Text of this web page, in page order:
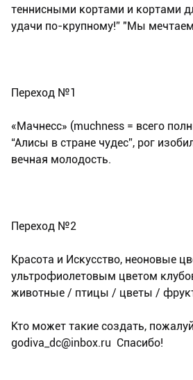
теннисными кортами и кортами
удачи по-крупному!” "Мы
Переход №1
«Мачнесс» (muchness = всего
“Алисы в стране чудес”, рог
вечная молодость.
Переход №2
Красота и Искусство, неоновые
ультрофиолетовым цветом
животные / птицы / цветы /
Кто может такие создать,
godiva_dc@inbox.ru Спасибо!